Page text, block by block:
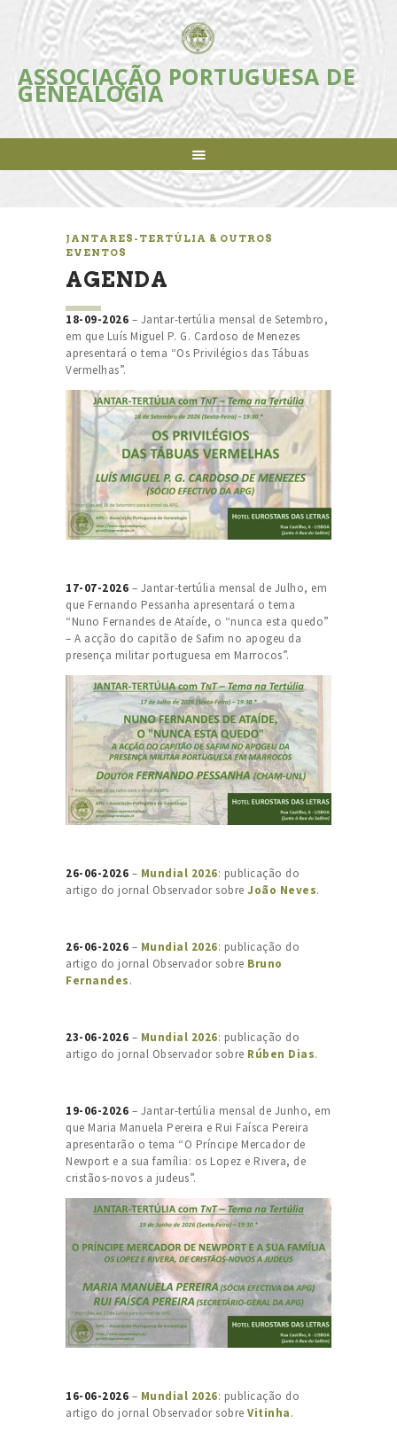
ASSOCIAÇÃO PORTUGUESA DE
GENEALOGIA
ASSOCIAÇÃO PORTUGUESA DE
GENEALOGIA
Incentivar e apoiar a investigação, estudo e divulgação da Genealogia em
Portugal
ASSOCIAÇÃO
INICIATIVAS
REVISTA
AGENDA
NOTÍCIAS
FAZER-SE SÓCIO
LIGAÇÕES ÚTEIS
CONTACTOS
JANTARES-TERTÚLIA & OUTROS
EVENTOS
AGENDA
18-09-2026 – Jantar-tertúlia mensal de Setembro,
em que Luís Miguel P. G. Cardoso de Menezes
apresentará o tema “Os Privilégios das Tábuas
Vermelhas”.
17-07-2026 – Jantar-tertúlia mensal de Julho, em
que Fernando Pessanha apresentará o tema
“Nuno Fernandes de Ataíde, o “nunca esta quedo”
– A acção do capitão de Safim no apogeu da
presença militar portuguesa em Marrocos”.
26-06-2026 – Mundial 2026: publicação do
artigo do jornal Observador sobre João Neves.
26-06-2026 – Mundial 2026: publicação do
artigo do jornal Observador sobre Bruno
Fernandes.
23-06-2026 – Mundial 2026: publicação do
artigo do jornal Observador sobre Rúben Dias.
19-06-2026 – Jantar-tertúlia mensal de Junho, em
que Maria Manuela Pereira e Rui Faísca Pereira
apresentarão o tema “O Príncipe Mercador de
Newport e a sua família: os Lopez e Rivera, de
cristãos-novos a judeus”.
16-06-2026 – Mundial 2026: publicação do
artigo do jornal Observador sobre Vitinha.